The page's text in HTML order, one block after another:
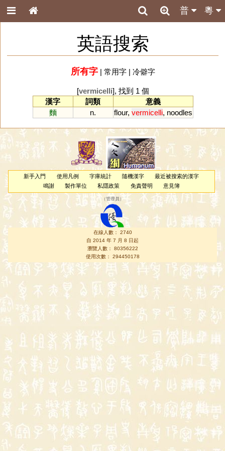
粵
普
英語搜索
所有字| 常用字| 冷僻字
[vermicelli], 找到 1 個
漢字
詞類
意義
麵
n. flour, vermicelli, noodles
新手入門 使用凡例 字庫統計 隨機漢字
最近被搜索的漢字
鳴謝
製作單位 私隱政策 免責聲明 意見簿
（管理員 ）
在線人數： 2740
自 2014 年 7 月 8 日起
瀏覽人數： 80356222
使用次數： 294450178